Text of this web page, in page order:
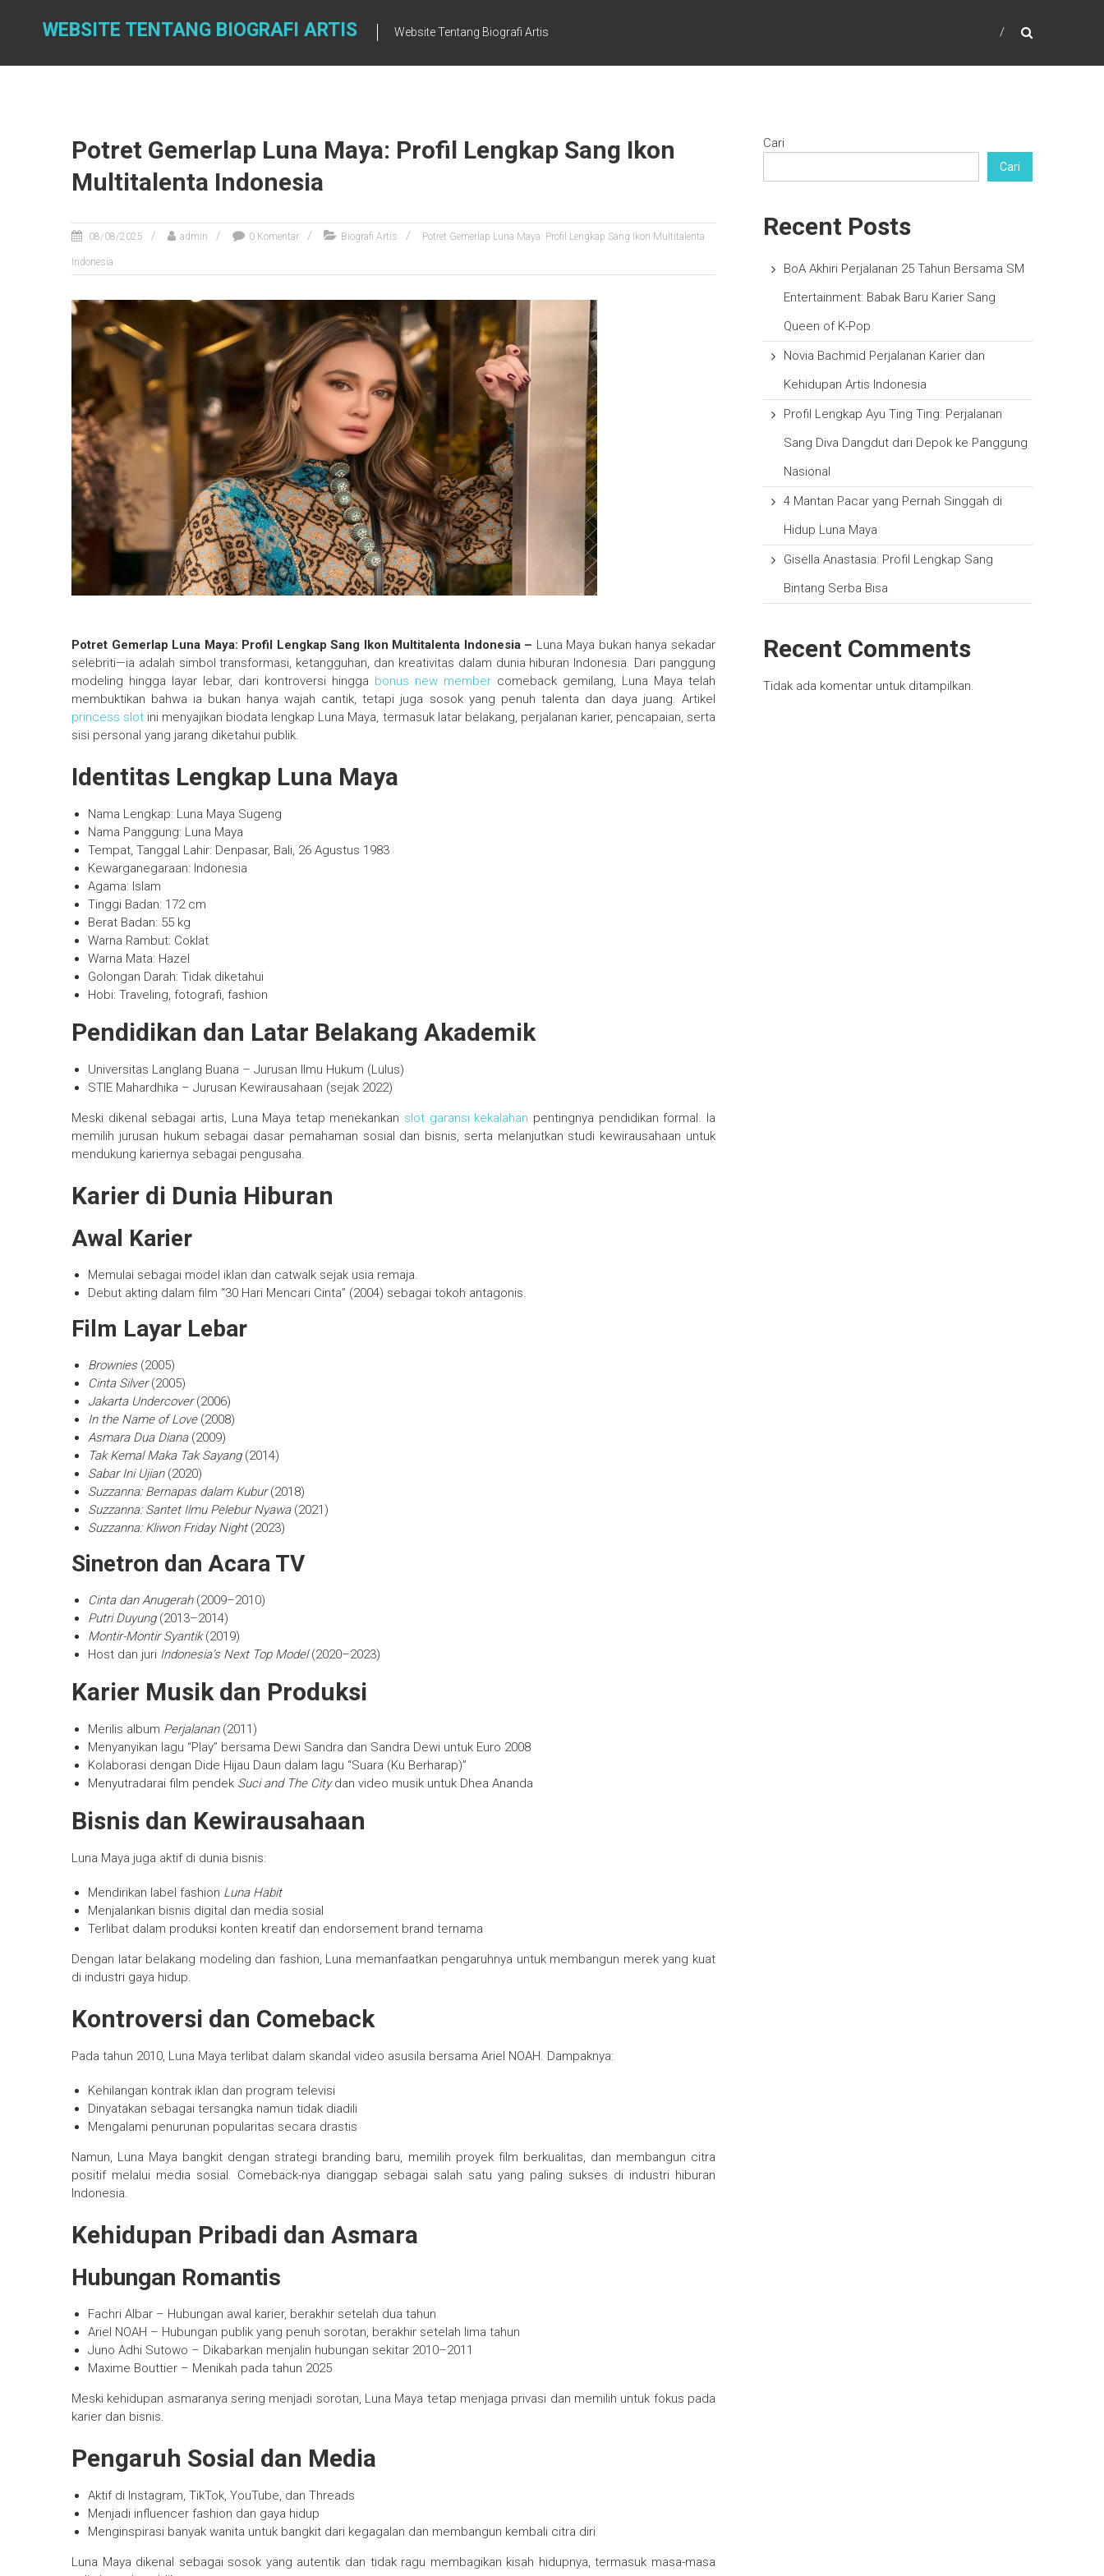
WEBSITE TENTANG BIOGRAFI ARTIS Website Tentang Biografi Artis
Potret Gemerlap Luna Maya: Profil Lengkap Sang Ikon
Multitalenta Indonesia
08/08/2025 admin 0 Komentar Biografi Artis Potret Gemerlap Luna Maya: Profil Lengkap Sang Ikon Multitalenta
Indonesia
Potret Gemerlap Luna Maya: Profil Lengkap Sang Ikon Multitalenta Indonesia – Luna Maya bukan hanya sekadar
selebriti—ia adalah simbol transformasi, ketangguhan, dan kreativitas dalam dunia hiburan Indonesia. Dari panggung
modeling hingga layar lebar, dari kontroversi hingga bonus new membercomeback gemilang, Luna Maya telah
membuktikan bahwa ia bukan hanya wajah cantik, tetapi juga sosok yang penuh talenta dan daya juang. Artikel
princess slot ini menyajikan biodata lengkap Luna Maya, termasuk latar belakang, perjalanan karier, pencapaian, serta
sisi personal yang jarang diketahui publik.
Identitas Lengkap Luna Maya
Nama Lengkap: Luna Maya Sugeng
Nama Panggung: Luna Maya
Tempat, Tanggal Lahir: Denpasar, Bali, 26 Agustus 1983
Kewarganegaraan: Indonesia
Agama: Islam
Tinggi Badan: 172 cm
Berat Badan: 55 kg
Warna Rambut: Coklat
Warna Mata: Hazel
Golongan Darah: Tidak diketahui
Hobi: Traveling, fotografi, fashion
Pendidikan dan Latar Belakang Akademik
Universitas Langlang Buana – Jurusan Ilmu Hukum (Lulus)
STIE Mahardhika – Jurusan Kewirausahaan (sejak 2022)
Meski dikenal sebagai artis, Luna Maya tetap menekankan slot garansi kekalahan pentingnya pendidikan formal. Ia
memilih jurusan hukum sebagai dasar pemahaman sosial dan bisnis, serta melanjutkan studi kewirausahaan untuk
mendukung kariernya sebagai pengusaha.
Karier di Dunia Hiburan
Awal Karier
Memulai sebagai model iklan dan catwalk sejak usia remaja.
Debut akting dalam film “30 Hari Mencari Cinta” (2004) sebagai tokoh antagonis.
Film Layar Lebar
Brownies(2005)
Cinta Silver(2005)
Jakarta Undercover(2006)
In the Name of Love(2008)
Asmara Dua Diana(2009)
Tak Kemal Maka Tak Sayang(2014)
Sabar Ini Ujian(2020)
Suzzanna: Bernapas dalam Kubur(2018)
Suzzanna: Santet Ilmu Pelebur Nyawa(2021)
Suzzanna: Kliwon Friday Night(2023)
Sinetron dan Acara TV
Cinta dan Anugerah(2009–2010)
Putri Duyung(2013–2014)
Montir-Montir Syantik(2019)
Host dan juri Indonesia’s Next Top Model(2020–2023)
Karier Musik dan Produksi
Merilis album Perjalanan(2011)
Menyanyikan lagu “Play” bersama Dewi Sandra dan Sandra Dewi untuk Euro 2008
Kolaborasi dengan Dide Hijau Daun dalam lagu “Suara (Ku Berharap)”
Menyutradarai film pendek Suci and The Citydan video musik untuk Dhea Ananda
Bisnis dan Kewirausahaan
Luna Maya juga aktif di dunia bisnis:
Mendirikan label fashion Luna Habit
Menjalankan bisnis digital dan media sosial
Terlibat dalam produksi konten kreatif dan endorsement brand ternama
Dengan latar belakang modeling dan fashion, Luna memanfaatkan pengaruhnya untuk membangun merek yang kuat
di industri gaya hidup.
Kontroversi dan Comeback
Pada tahun 2010, Luna Maya terlibat dalam skandal video asusila bersama Ariel NOAH. Dampaknya:
Kehilangan kontrak iklan dan program televisi
Dinyatakan sebagai tersangka namun tidak diadili
Mengalami penurunan popularitas secara drastis
Namun, Luna Maya bangkit dengan strategi branding baru, memilih proyek film berkualitas, dan membangun citra
positif melalui media sosial. Comeback-nya dianggap sebagai salah satu yang paling sukses di industri hiburan
Indonesia.
Kehidupan Pribadi dan Asmara
Hubungan Romantis
Fachri Albar – Hubungan awal karier, berakhir setelah dua tahun
Ariel NOAH – Hubungan publik yang penuh sorotan, berakhir setelah lima tahun
Juno Adhi Sutowo – Dikabarkan menjalin hubungan sekitar 2010–2011
Maxime Bouttier – Menikah pada tahun 2025
Meski kehidupan asmaranya sering menjadi sorotan, Luna Maya tetap menjaga privasi dan memilih untuk fokus pada
karier dan bisnis.
Pengaruh Sosial dan Media
Aktif di Instagram, TikTok, YouTube, dan Threads
Menjadi influencer fashion dan gaya hidup
Menginspirasi banyak wanita untuk bangkit dari kegagalan dan membangun kembali citra diri
Luna Maya dikenal sebagai sosok yang autentik dan tidak ragu membagikan kisah hidupnya, termasuk masa-masa
Cari
Cari
Recent Posts
BoA Akhiri Perjalanan 25 Tahun Bersama SM
Entertainment: Babak Baru Karier Sang
Queen of K-Pop
Novia Bachmid Perjalanan Karier dan
Kehidupan Artis Indonesia
Profil Lengkap Ayu Ting Ting: Perjalanan
Sang Diva Dangdut dari Depok ke Panggung
Nasional
4 Mantan Pacar yang Pernah Singgah di
Hidup Luna Maya
Gisella Anastasia: Profil Lengkap Sang
Bintang Serba Bisa
Recent Comments
Tidak ada komentar untuk ditampilkan.